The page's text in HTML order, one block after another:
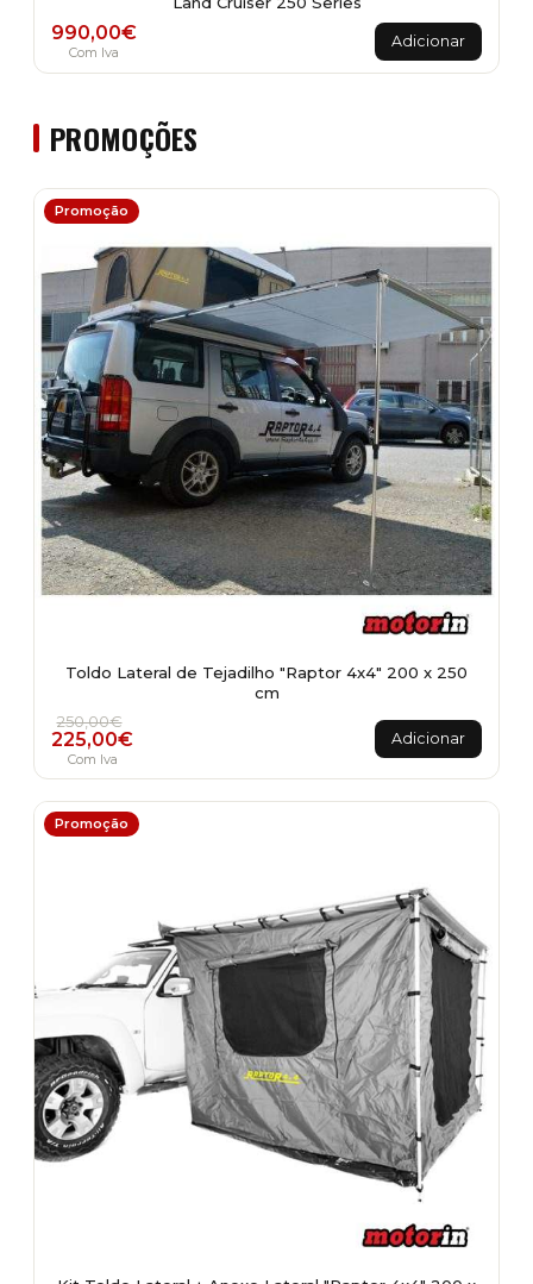
990,00€
Com Iva
Adicionar
PROMOÇÕES
Promoção
Toldo Lateral de Tejadilho "Raptor 4x4" 200 x 250
cm
250,00€
O preço original era: 250,00€.
225,00€
O preço atual é: 225,00€.
Com Iva
Adicionar
Promoção